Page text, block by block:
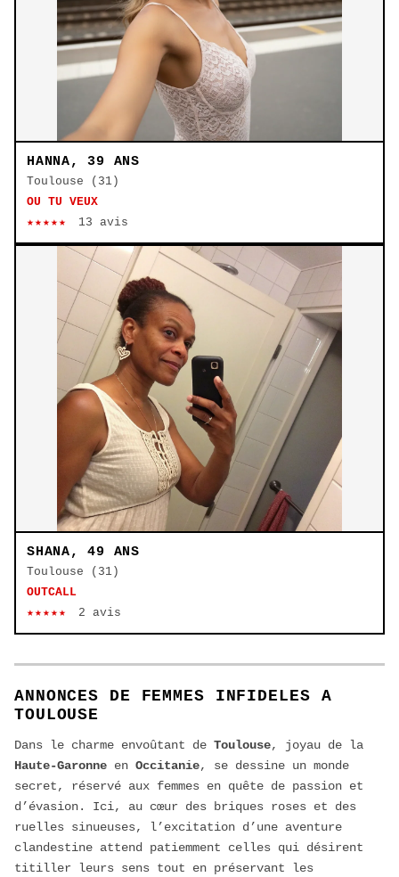
ANNONCES DE FEMMES INFIDELES A
TOULOUSE
Dans le charme envoûtant de Toulouse, joyau de la
Haute-Garonne en Occitanie, se dessine un monde
secret, réservé aux femmes en quête de passion et
d’évasion. Ici, au cœur des briques roses et des
ruelles sinueuses, l’excitation d’une aventure
clandestine attend patiemment celles qui désirent
titiller leurs sens tout en préservant les
HANNA, 39 ANS
Toulouse (31)
OU TU VEUX
★★★★★
13 avis
SHANA, 49 ANS
Toulouse (31)
OUTCALL
★★★★★
2 avis